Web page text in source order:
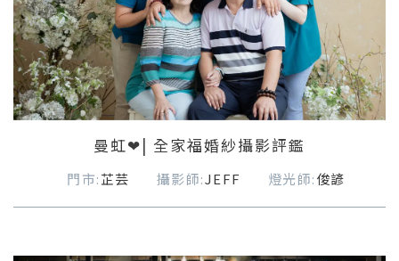
曼虹❤| 全家福婚紗攝影評鑑
門市:芷芸 攝影師:JEFF 燈光師:俊諺